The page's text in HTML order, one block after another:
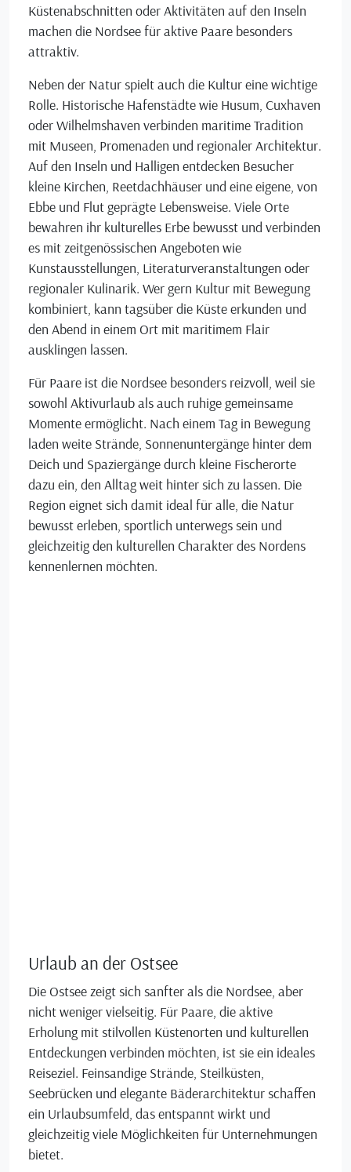
Küstenabschnitten oder Aktivitäten auf den Inseln
machen die Nordsee für aktive Paare besonders
attraktiv.
Neben der Natur spielt auch die Kultur eine wichtige
Rolle. Historische Hafenstädte wie Husum, Cuxhaven
oder Wilhelmshaven verbinden maritime Tradition
mit Museen, Promenaden und regionaler Architektur.
Auf den Inseln und Halligen entdecken Besucher
kleine Kirchen, Reetdachhäuser und eine eigene, von
Ebbe und Flut geprägte Lebensweise. Viele Orte
bewahren ihr kulturelles Erbe bewusst und verbinden
es mit zeitgenössischen Angeboten wie
Kunstausstellungen, Literaturveranstaltungen oder
regionaler Kulinarik. Wer gern Kultur mit Bewegung
kombiniert, kann tagsüber die Küste erkunden und
den Abend in einem Ort mit maritimem Flair
ausklingen lassen.
Für Paare ist die Nordsee besonders reizvoll, weil sie
sowohl Aktivurlaub als auch ruhige gemeinsame
Momente ermöglicht. Nach einem Tag in Bewegung
laden weite Strände, Sonnenuntergänge hinter dem
Deich und Spaziergänge durch kleine Fischerorte
dazu ein, den Alltag weit hinter sich zu lassen. Die
Region eignet sich damit ideal für alle, die Natur
bewusst erleben, sportlich unterwegs sein und
gleichzeitig den kulturellen Charakter des Nordens
kennenlernen möchten.
Urlaub an der Ostsee
Die Ostsee zeigt sich sanfter als die Nordsee, aber
nicht weniger vielseitig. Für Paare, die aktive
Erholung mit stilvollen Küstenorten und kulturellen
Entdeckungen verbinden möchten, ist sie ein ideales
Reiseziel. Feinsandige Strände, Steilküsten,
Seebrücken und elegante Bäderarchitektur schaffen
ein Urlaubsumfeld, das entspannt wirkt und
gleichzeitig viele Möglichkeiten für Unternehmungen
bietet.